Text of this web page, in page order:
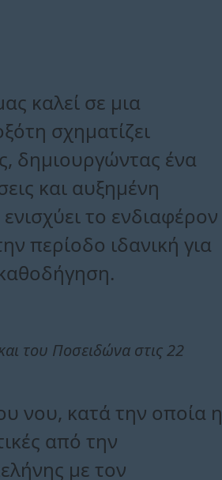
καλεί σε μια
σχηματίζει
δημιουργώντας ένα
και αυξημένη
το ενδιαφέρον
περίοδο ιδανική για
του Ποσειδώνα στις 22
νου, κατά την οποία η
από την
με τον